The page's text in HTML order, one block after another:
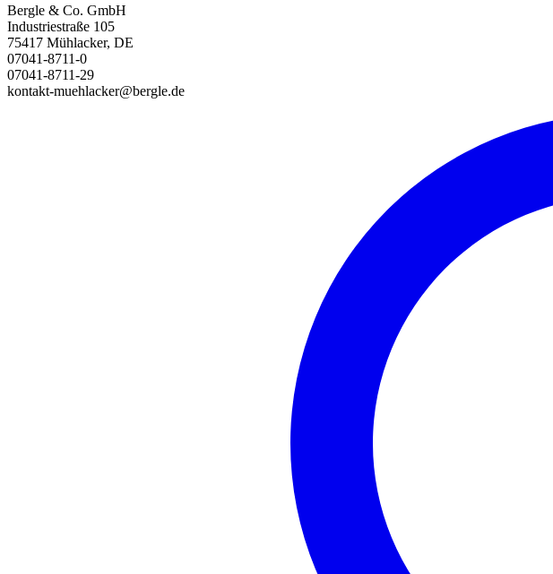
Bergle & Co. GmbH
Industriestraße 105
75417 Mühlacker, DE
07041-8711-0
07041-8711-29
kontakt-muehlacker@bergle.de